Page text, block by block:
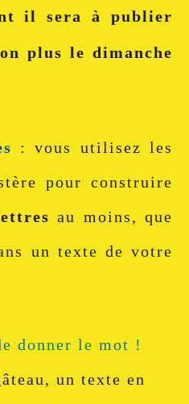
il sera à publier
plus le dimanche
: vous utilisez les
pour construire
au moins, que
un texte de votre
donner le mot !
un texte en